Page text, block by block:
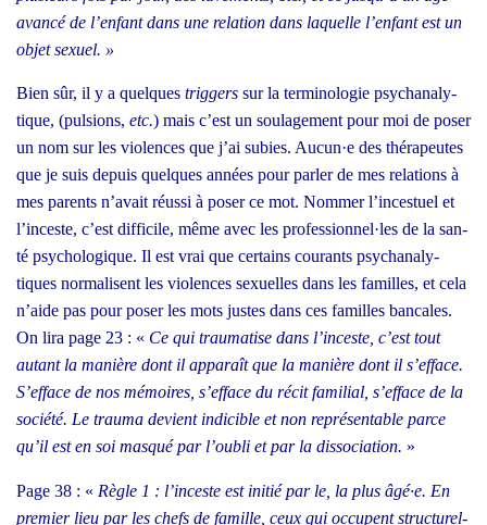
avan­cé de l’enfant dans une rela­tion dans laquelle l’enfant est un
objet sexuel. »
Bien sûr, il y a quelques trig­gers sur la ter­mi­no­lo­gie psy­cha­na­ly­
tique, (pul­sions, etc.) mais c’est un sou­la­ge­ment pour moi de poser
un nom sur les vio­lences que j’ai subies. Aucun·e des thé­ra­peutes
que je suis depuis quelques années pour par­ler de mes rela­tions à
mes parents n’avait réus­si à poser ce mot. Nom­mer l’incestuel et
l’inceste, c’est dif­fi­cile, même avec les professionnel·les de la san­
té psy­cho­lo­gique. Il est vrai que cer­tains cou­rants psy­cha­na­ly­
tiques nor­ma­lisent les vio­lences sexuelles dans les familles, et cela
n’aide pas pour poser les mots justes dans ces familles ban­cales.
On lira page 23 : « Ce qui trau­ma­tise dans l’inceste, c’est tout
autant la manière dont il appa­raît que la manière dont il s’efface.
S’efface de nos mémoires, s’efface du récit fami­lial, s’efface de la
socié­té. Le trau­ma devient indi­cible et non repré­sen­table parce
qu’il est en soi mas­qué par l’oubli et par la dis­so­cia­tion. »
Page 38 : « Règle 1 : l’inceste est ini­tié par le, la plus âgé·e. En
pre­mier lieu par les chefs de famille, ceux qui occupent struc­tu­rel­